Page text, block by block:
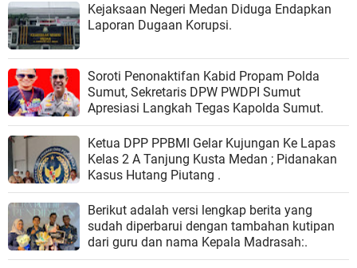
Kejaksaan Negeri Medan Diduga Endapkan
Laporan Dugaan Korupsi.
Soroti Penonaktifan Kabid Propam Polda
Sumut, Sekretaris DPW PWDPI Sumut
Apresiasi Langkah Tegas Kapolda Sumut.
Ketua DPP PPBMI Gelar Kujungan Ke Lapas
Kelas 2 A Tanjung Kusta Medan ; Pidanakan
Kasus Hutang Piutang .
Berikut adalah versi lengkap berita yang
sudah diperbarui dengan tambahan kutipan
dari guru dan nama Kepala Madrasah:.